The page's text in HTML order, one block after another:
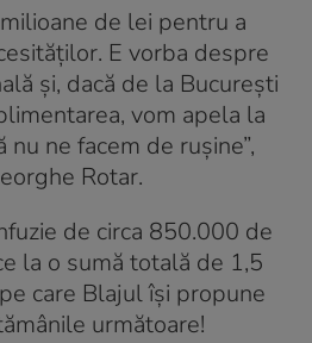
de lei pentru a
E vorba despre
și, dacă de la București
vom apela la
ne facem de rușine”,
Rotar.
de circa 850.000 de
la o sumă totală de 1,5
care Blajul își propune
următoare!